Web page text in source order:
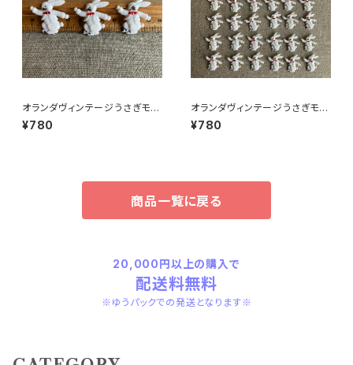
オランダヴィンテージうさぎモチ
ーフプラパーツ30個セットNo6
¥780
オランダヴィンテージうさぎモチ
ーフプラパーツ30個セットc9
¥780
商品一覧に戻る
20,000円以上の購入で
配送料無料
※ゆうパックでの発送となります※